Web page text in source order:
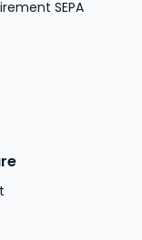
SEPA